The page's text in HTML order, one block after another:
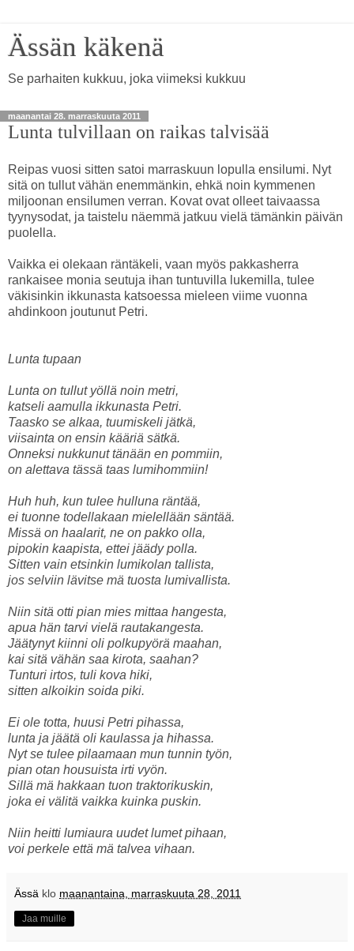
Ässän käkenä
Se parhaiten kukkuu, joka viimeksi kukkuu
maanantai 28. marraskuuta 2011
Lunta tulvillaan on raikas talvisää
Reipas vuosi sitten satoi marraskuun lopulla ensilumi. Nyt
sitä on tullut vähän enemmänkin, ehkä noin kymmenen
miljoonan ensilumen verran. Kovat ovat olleet taivaassa
tyynysodat, ja taistelu näemmä jatkuu vielä tämänkin päivän
puolella.
Vaikka ei olekaan räntäkeli, vaan myös pakkasherra
rankaisee monia seutuja ihan tuntuvilla lukemilla, tulee
väkisinkin ikkunasta katsoessa mieleen viime vuonna
ahdinkoon joutunut Petri.
Lunta tupaan
Lunta on tullut yöllä noin metri,
katseli aamulla ikkunasta Petri.
Taasko se alkaa, tuumiskeli jätkä,
viisainta on ensin kääriä sätkä.
Onneksi nukkunuttänään en pommiin,
on alettava tässä taas lumihommiin!
Huh huh, kun tulee hulluna räntää,
ei tuonne todellakaan mielellään säntää.
Missä on haalarit, ne on pakko olla,
pipokin kaapista, ettei jäädy polla.
Sitten vain etsinkin lumikolan tallista,
jos selviin lävitse mä tuosta lumivallista.
Niin sitä otti pian mies mittaa hangesta,
apua hän tarvi vielä rautakangesta.
Jäätynyt kiinni oli polkupyörä maahan,
kai sitä vähän saa kirota, saahan?
Tunturi irtos, tuli kova hiki,
sitten alkoikin soida piki.
Ei ole totta, huusi Petri pihassa,
lunta ja jäätä oli kaulassa ja hihassa.
Nyt se tulee pilaamaan mun tunnin työn,
pian otan housuista irti vyön.
Sillä mä hakkaan tuon traktorikuskin,
joka ei välitä vaikka kuinka puskin.
Niin heitti lumiaura uudet lumet pihaan,
voi perkele että mä talvea vihaan.
Ässä klo maanantaina, marraskuuta 28, 2011
Jaa muille